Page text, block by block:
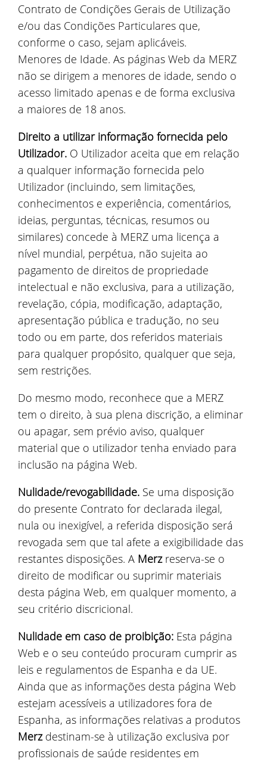
Contrato de Condições Gerais de Utilização
e/ou das Condições Particulares que,
conforme o caso, sejam aplicáveis.
Menores de Idade. As páginas Web da MERZ
não se dirigem a menores de idade, sendo o
acesso limitado apenas e de forma exclusiva
a maiores de 18 anos.
Direito a utilizar informação fornecida pelo
Utilizador. O Utilizador aceita que em relação
a qualquer informação fornecida pelo
Utilizador (incluindo, sem limitações,
conhecimentos e experiência, comentários,
ideias, perguntas, técnicas, resumos ou
similares) concede à MERZ uma licença a
nível mundial, perpétua, não sujeita ao
pagamento de direitos de propriedade
intelectual e não exclusiva, para a utilização,
revelação, cópia, modificação, adaptação,
apresentação pública e tradução, no seu
todo ou em parte, dos referidos materiais
para qualquer propósito, qualquer que seja,
sem restrições.
Do mesmo modo, reconhece que a MERZ
tem o direito, à sua plena discrição, a eliminar
ou apagar, sem prévio aviso, qualquer
material que o utilizador tenha enviado para
inclusão na página Web.
Nulidade/revogabilidade. Se uma disposição
do presente Contrato for declarada ilegal,
nula ou inexigível, a referida disposição será
revogada sem que tal afete a exigibilidade das
restantes disposições. A Merzreserva-se o
direito de modificar ou suprimir materiais
desta página Web, em qualquer momento, a
seu critério discricional.
Nulidade em caso de proibição: Esta página
Web e o seu conteúdo procuram cumprir as
leis e regulamentos de Espanha e da UE.
Ainda que as informações desta página Web
estejam acessíveis a utilizadores fora de
Espanha, as informações relativas a produtos
Merzdestinam-se à utilização exclusiva por
profissionais de saúde residentes em